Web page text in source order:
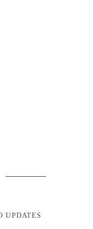
UPDATES